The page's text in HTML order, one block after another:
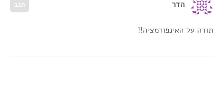
הגב הדר
תודה על האינפורמציה!!